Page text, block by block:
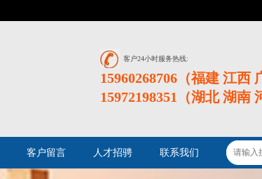
客户24小时服务热线:
15960268706（福建 江西
15972198351（湖北 湖南
客户留言 人才招骋 联系我们